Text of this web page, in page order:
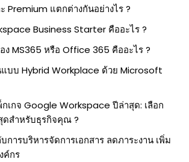
Premium แตกต่างกันอย่างไร ?
Business Starter คืออะไร ?
ง MS365 หรือ Office 365 คืออะไร ?
แบบ Hybrid Workplace ด้วย Microsoft
เกจ Google Workspace ปีล่าสุด: เลือก
สำหรับธุรกิจคุณ ?
การบริหารจัดการเอกสาร ลดภาระงาน เพิ่ม
ค์กร